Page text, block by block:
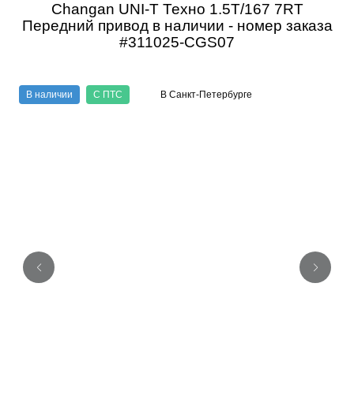
Changan UNI-T Техно 1.5T/167 7RT
Передний привод в наличии - номер заказа
#311025-CGS07
В наличии С ПТС В Санкт-Петербурге